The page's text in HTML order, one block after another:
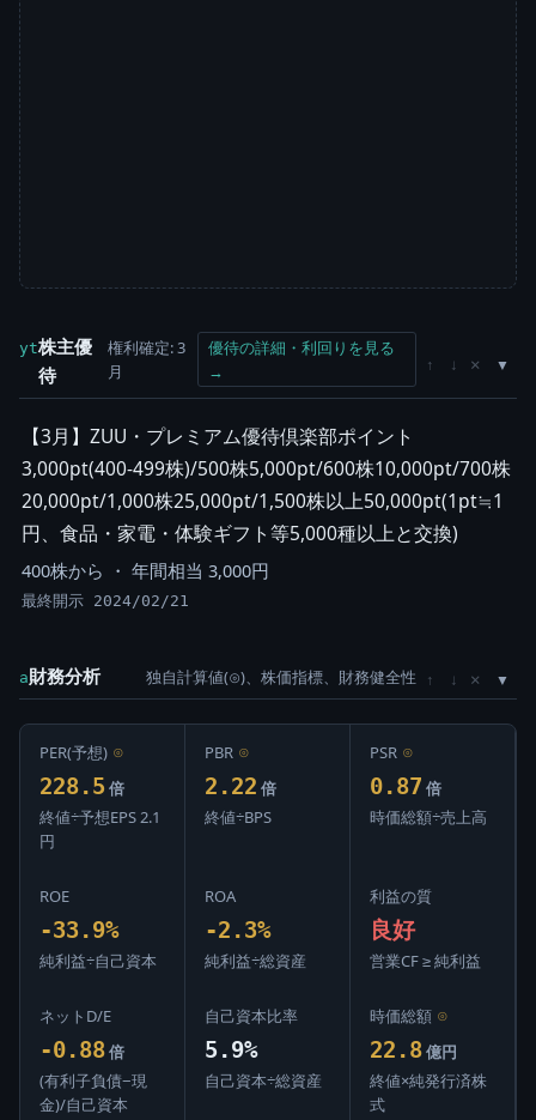
yt株主優
待
権利確定: 3
月
優待の詳細・利回りを見る
→
↑ ↓ ×
【3月】ZUU・プレミアム優待倶楽部ポイント
3,000pt(400-499株)/500株5,000pt/600株10,000pt/700株
20,000pt/1,000株25,000pt/1,500株以上50,000pt(1pt≒1
円、食品・家電・体験ギフト等5,000種以上と交換)
400株から ・ 年間相当 3,000円
最終開示 2024/02/21
a財務分析 独自計算値(⊙)、株価指標、財務健全性 ↑ ↓ ×
PER(予想) ⊙
228.5 倍
終値÷予想EPS 2.1
円
PBR ⊙
2.22 倍
終値÷BPS
PSR ⊙
0.87 倍
時価総額÷売上高
ROE
-33.9%
純利益÷自己資本
ROA
-2.3%
純利益÷総資産
利益の質
良好
営業CF ≥ 純利益
ネットD/E
-0.88 倍
(有利子負債−現
金)/自己資本
自己資本比率
5.9%
自己資本÷総資産
時価総額 ⊙
22.8 億円
終値×純発行済株
式